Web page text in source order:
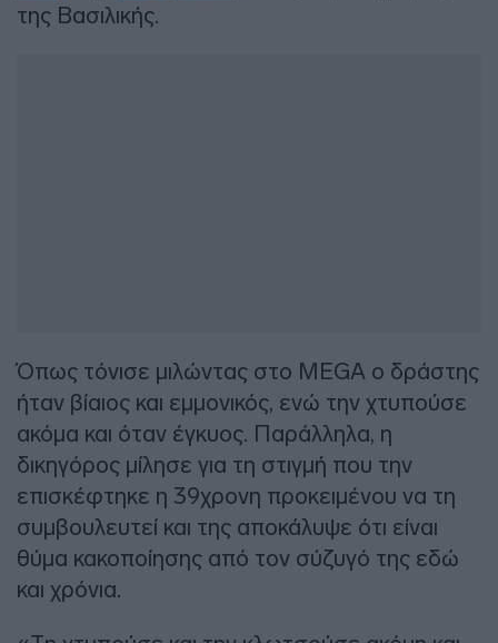
της Βασιλικής.
Όπως τόνισε μιλώντας στο MEGA ο δράστης
ήταν βίαιος και εμμονικός, ενώ την χτυπούσε
ακόμα και όταν έγκυος. Παράλληλα, η
δικηγόρος μίλησε για τη στιγμή που την
επισκέφτηκε η 39χρονη προκειμένου να τη
συμβουλευτεί και της αποκάλυψε ότι είναι
θύμα κακοποίησης από τον σύζυγό της εδώ
και χρόνια.